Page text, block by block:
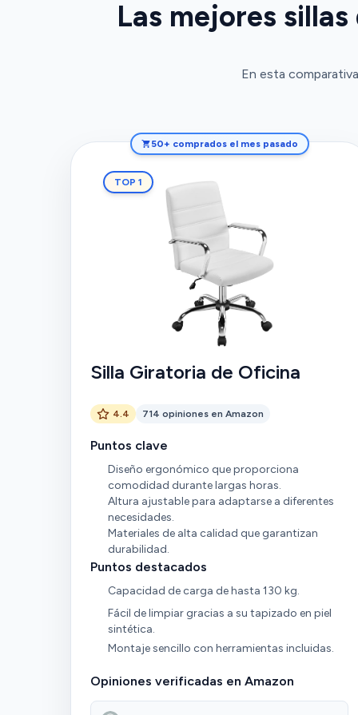
Las mejores
En esta
50+ comprados el mes pasado
TOP 1
Silla Giratoria de Oficina
4.4 714 opiniones en Amazon
Puntos clave
Diseño ergonómico que proporciona
comodidad durante largas horas.
Altura ajustable para adaptarse a diferentes
necesidades.
Materiales de alta calidad que garantizan
durabilidad.
Puntos destacados
Capacidad de carga de hasta 130 kg.
Fácil de limpiar gracias a su tapizado en piel
sintética.
Montaje sencillo con herramientas incluidas.
Opiniones verificadas en Amazon